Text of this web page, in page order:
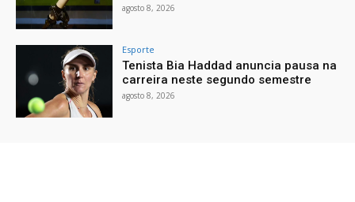
agosto 8, 2026
Esporte
Tenista Bia Haddad anuncia pausa na
carreira neste segundo semestre
agosto 8, 2026